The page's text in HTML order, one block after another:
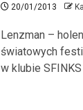
20/01/2013
Lenzman –
światowych
w klubie SFINKS